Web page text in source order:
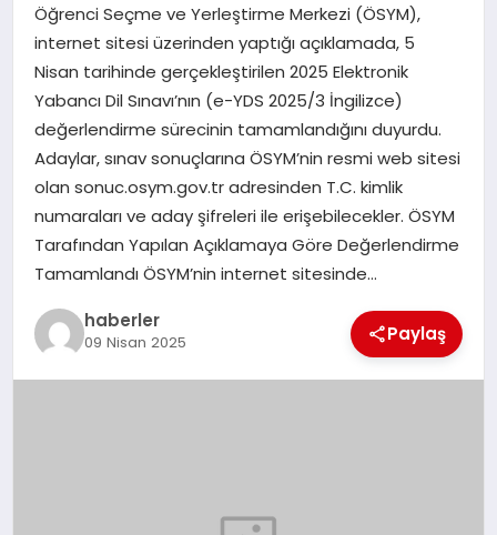
EKONOMI
MAGAZIN
EĞITIM
Öğrenci Seçme ve Yerleştirme Merkezi (ÖSYM),
internet sitesi üzerinden yaptığı açıklamada, 5
Nisan tarihinde gerçekleştirilen 2025 Elektronik
Yabancı Dil Sınavı’nın (e-YDS 2025/3 İngilizce)
değerlendirme sürecinin tamamlandığını duyurdu.
Adaylar, sınav sonuçlarına ÖSYM’nin resmi web sitesi
olan sonuc.osym.gov.tr adresinden T.C. kimlik
numaraları ve aday şifreleri ile erişebilecekler. ÖSYM
Tarafından Yapılan Açıklamaya Göre Değerlendirme
Tamamlandı ÖSYM’nin internet sitesinde…
haberler
09 Nisan 2025 Paylaş